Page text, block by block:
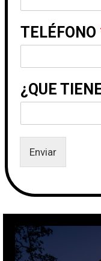
TELÉFONO
¿QUE
Enviar